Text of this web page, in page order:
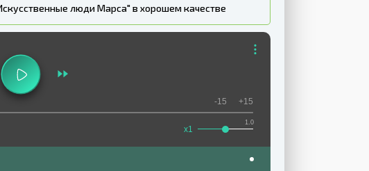
люди Марса" в хорошем качестве
1.0
x1
-15 +15